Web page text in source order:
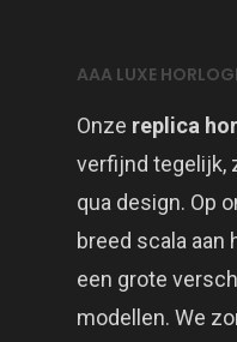
AAA LUXE
Onze replica
verfijnd tegelijk,
qua design. Op
breed scala aan
een grote
modellen. We